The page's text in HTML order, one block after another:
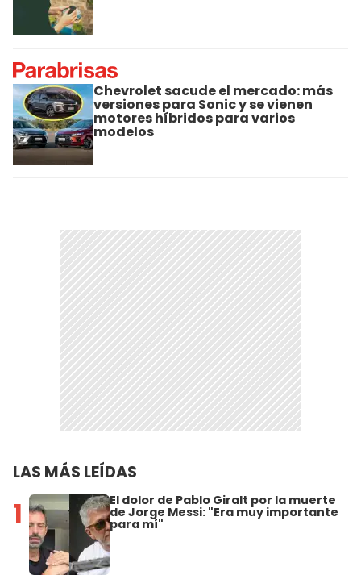
Chevrolet sacude el mercado: más
versiones para Sonic y se vienen
motores híbridos para varios
modelos
LAS MÁS LEÍDAS
1 El dolor de Pablo Giralt por la muerte
de Jorge Messi: "Era muy importante
para mí"